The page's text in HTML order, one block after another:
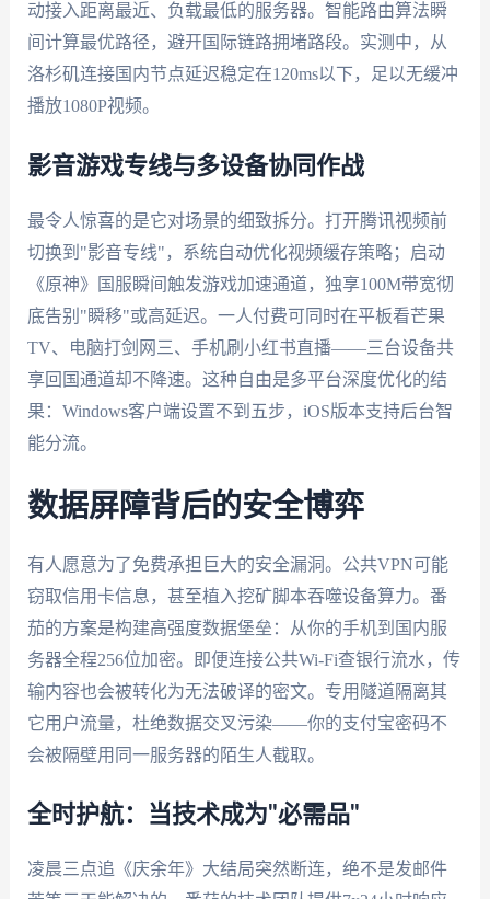
动接入距离最近、负载最低的服务器。智能路由算法瞬
间计算最优路径，避开国际链路拥堵路段。实测中，从
洛杉矶连接国内节点延迟稳定在120ms以下，足以无缓冲
播放1080P视频。
影音游戏专线与多设备协同作战
最令人惊喜的是它对场景的细致拆分。打开腾讯视频前
切换到"影音专线"，系统自动优化视频缓存策略；启动
《原神》国服瞬间触发游戏加速通道，独享100M带宽彻
底告别"瞬移"或高延迟。一人付费可同时在平板看芒果
TV、电脑打剑网三、手机刷小红书直播——三台设备共
享回国通道却不降速。这种自由是多平台深度优化的结
果：Windows客户端设置不到五步，iOS版本支持后台智
能分流。
数据屏障背后的安全博弈
有人愿意为了免费承担巨大的安全漏洞。公共VPN可能
窃取信用卡信息，甚至植入挖矿脚本吞噬设备算力。番
茄的方案是构建高强度数据堡垒：从你的手机到国内服
务器全程256位加密。即便连接公共Wi-Fi查银行流水，传
输内容也会被转化为无法破译的密文。专用隧道隔离其
它用户流量，杜绝数据交叉污染——你的支付宝密码不
会被隔壁用同一服务器的陌生人截取。
全时护航：当技术成为"必需品"
凌晨三点追《庆余年》大结局突然断连，绝不是发邮件